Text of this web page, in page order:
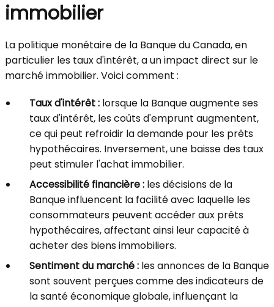
immobilier
La politique monétaire de la Banque du Canada, en
particulier les taux d'intérêt, a un impact direct sur le
marché immobilier. Voici comment :
Taux d'intérêt : lorsque la Banque augmente ses
taux d'intérêt, les coûts d'emprunt augmentent,
ce qui peut refroidir la demande pour les prêts
hypothécaires. Inversement, une baisse des taux
peut stimuler l'achat immobilier.
Accessibilité financière : les décisions de la
Banque influencent la facilité avec laquelle les
consommateurs peuvent accéder aux prêts
hypothécaires, affectant ainsi leur capacité à
acheter des biens immobiliers.
Sentiment du marché : les annonces de la Banque
sont souvent perçues comme des indicateurs de
la santé économique globale, influençant la